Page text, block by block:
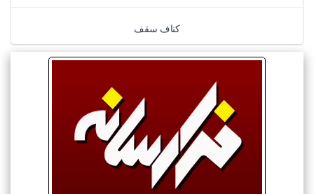
کناف سقف